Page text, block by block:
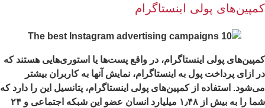
پولی اینستاگرام
پولی اینستاگرام، در واقع پست‌ها یا استوری‌هایی هستند که
ازای پرداخت پول به اینستاگرام، نمایش آنها به کاربران بیشتر
استفاده از کمپین‌های پولی اینستاگرام، پتانسیل این را دارد که
شما را به بیش از ۱٫۴۸ میلیارد انسان عضو این شبکه اجتماعی و ۲۴